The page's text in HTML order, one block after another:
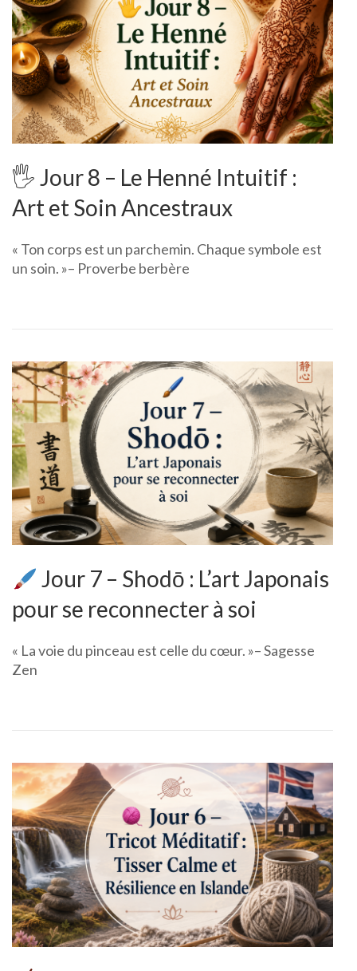
🖐️ Jour 8 – Le Henné Intuitif :
Art et Soin Ancestraux
« Ton corps est un parchemin. Chaque symbole est
un soin. »– Proverbe berbère
Jour 7 – Shodō : L’art Japonais
pour se reconnecter à soi
« La voie du pinceau est celle du cœur. »– Sagesse
Zen